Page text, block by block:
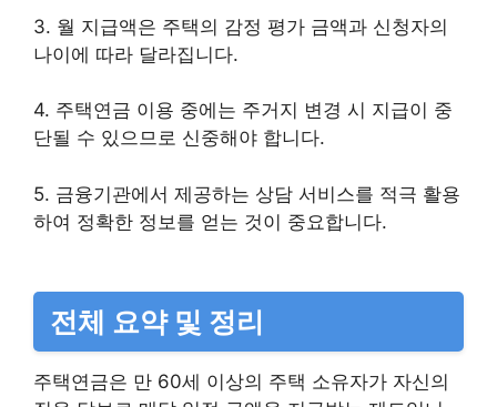
3. 월 지급액은 주택의 감정 평가 금액과 신청자의
나이에 따라 달라집니다.
4. 주택연금 이용 중에는 주거지 변경 시 지급이 중
단될 수 있으므로 신중해야 합니다.
5. 금융기관에서 제공하는 상담 서비스를 적극 활용
하여 정확한 정보를 얻는 것이 중요합니다.
전체 요약 및 정리
주택연금은 만 60세 이상의 주택 소유자가 자신의